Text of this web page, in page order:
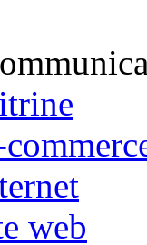
web